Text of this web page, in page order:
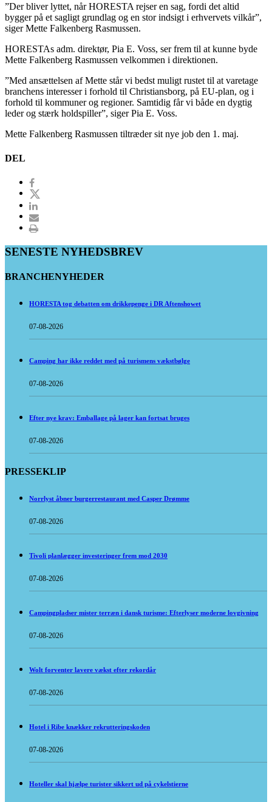
”Der bliver lyttet, når HORESTA rejser en sag, fordi det altid
bygger på et sagligt grundlag og en stor indsigt i erhvervets vilkår”,
siger Mette Falkenberg Rasmussen.
HORESTAs adm. direktør, Pia E. Voss, ser frem til at kunne byde
Mette Falkenberg Rasmussen velkommen i direktionen.
”Med ansættelsen af Mette står vi bedst muligt rustet til at varetage
branchens interesser i forhold til Christiansborg, på EU-plan, og i
forhold til kommuner og regioner. Samtidig får vi både en dygtig
leder og stærk holdspiller”, siger Pia E. Voss.
Mette Falkenberg Rasmussen tiltræder sit nye job den 1. maj.
DEL
SENESTE NYHEDSBREV
BRANCHENYHEDER
HORESTA tog debatten om drikkepenge i DR Aftenshowet
07-08-2026
Camping har ikke reddet med på turismens vækstbølge
07-08-2026
Efter nye krav: Emballage på lager kan fortsat bruges
07-08-2026
PRESSEKLIP
Norrlyst åbner burgerrestaurant med Casper Drømme
07-08-2026
Tivoli planlægger investeringer frem mod 2030
07-08-2026
Campingpladser mister terræn i dansk turisme: Efterlyser moderne lovgivning
07-08-2026
Wolt forventer lavere vækst efter rekordår
07-08-2026
Hotel i Ribe knækker rekrutteringskoden
07-08-2026
Hoteller skal hjælpe turister sikkert ud på cykelstierne